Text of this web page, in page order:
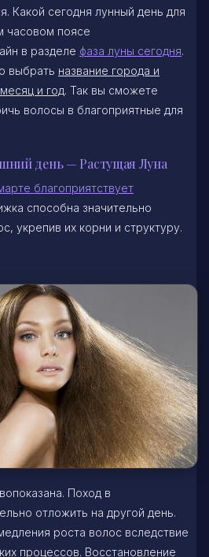
Какой сегодня лунный день для
часовом поясе
в разделе фаза луны сегодня.
выбрать название города и
и год. Так вы сможете
волосы в благоприятные для
день — Растущая Луна
благоприятствует
способна значительно
укрепив их корни и структуру.
Поход в
отложить на другой день.
роста волос вследствие
процессов. Восстановление